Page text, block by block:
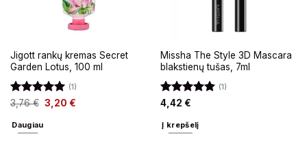
Jigott rankų kremas Secret
Garden Lotus, 100 ml
Įvertinimas:
(1)
3,76€ 3,20 €
Daugiau
Missha The Style 3D Mascara
blakstienų tušas, 7ml
Įvertinimas:
(1)
4,42 €
Į krepšelį